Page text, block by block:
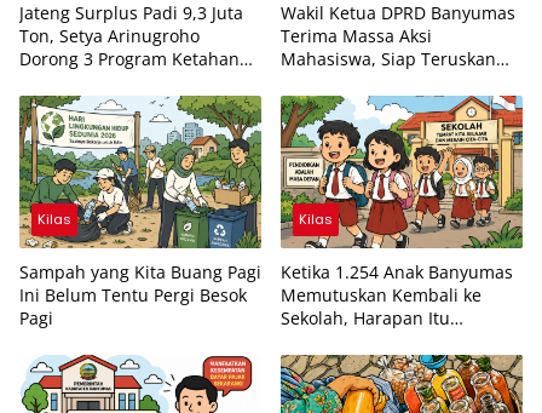
Jateng Surplus Padi 9,3 Juta
Ton, Setya Arinugroho
Dorong 3 Program Ketahanan
Banyumas-Cilacap
Wakil Ketua DPRD Banyumas
Terima Massa Aksi
Mahasiswa, Siap Teruskan
Kilas
Sampah yang Kita Buang Pagi
Ini Belum Tentu Pergi Besok
Pagi
Kilas
Ketika 1.254 Anak Banyumas
Memutuskan Kembali ke
Sekolah, Harapan Itu